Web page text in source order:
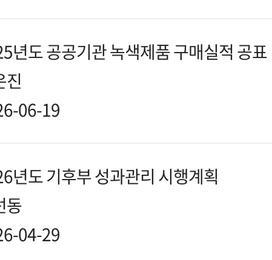
년도 공공기관 녹색제품 구매실적 공표
진
06-19
년도 기후부 성과관리 시행계획
동
04-29